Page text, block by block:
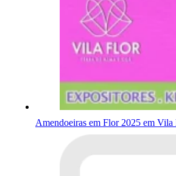
Amendoeiras em Flor 2025 em Vila